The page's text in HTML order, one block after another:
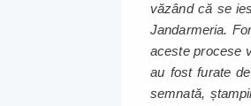
văzând că se
Jandarmeria.
aceste procese
au fost furate
semnată,